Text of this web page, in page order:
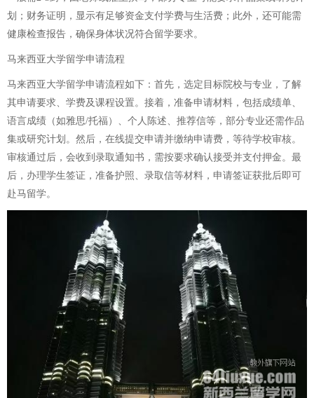
划；财务证明，显示有足够资金支付学费与生活费；此外，还可能需
健康检查报告，确保身体状况符合留学要求。
马来西亚大学留学申请流程
马来西亚大学留学申请流程如下：首先，选定目标院校与专业，了解
其申请要求、学费及课程设置。接着，准备申请材料，包括成绩单、
语言成绩（如雅思/托福）、个人陈述、推荐信等，部分专业还需作品
集或研究计划。然后，在线提交申请并缴纳申请费，等待学校审核。
审核通过后，会收到录取通知书，需按要求确认接受并支付押金。最
后，办理学生签证，准备护照、录取信等材料，申请签证获批后即可
赴马留学。